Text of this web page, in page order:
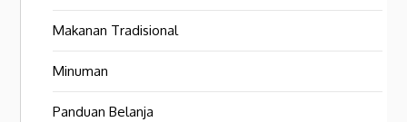
Makanan Tradisional
Minuman
Panduan Belanja